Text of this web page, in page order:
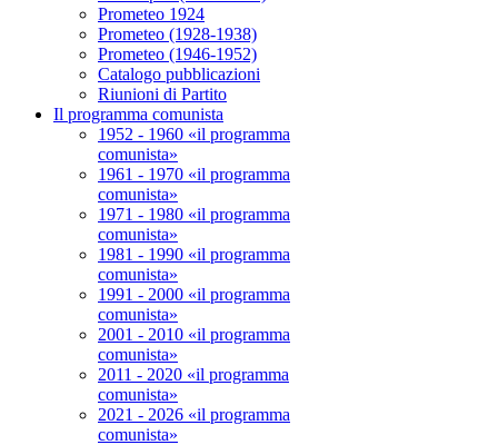
Prometeo 1924
Prometeo (1928-1938)
Prometeo (1946-1952)
Catalogo pubblicazioni
Riunioni di Partito
Il programma comunista
1952 - 1960 «il programma
comunista»
1961 - 1970 «il programma
comunista»
1971 - 1980 «il programma
comunista»
1981 - 1990 «il programma
comunista»
1991 - 2000 «il programma
comunista»
2001 - 2010 «il programma
comunista»
2011 - 2020 «il programma
comunista»
2021 - 2026 «il programma
comunista»